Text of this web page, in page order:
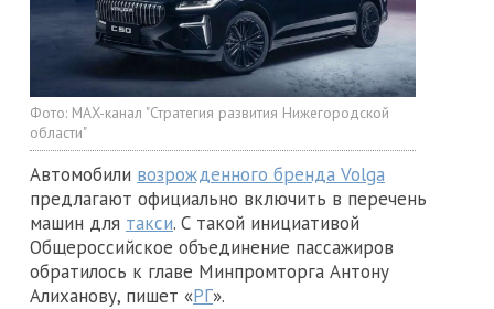
Фото: MAX-канал "Стратегия развития Нижегородской
области"
Автомобили возрожденного бренда Volga
предлагают официально включить в перечень
машин для такси. С такой инициативой
Общероссийское объединение пассажиров
обратилось к главе Минпромторга Антону
Алиханову, пишет «РГ».